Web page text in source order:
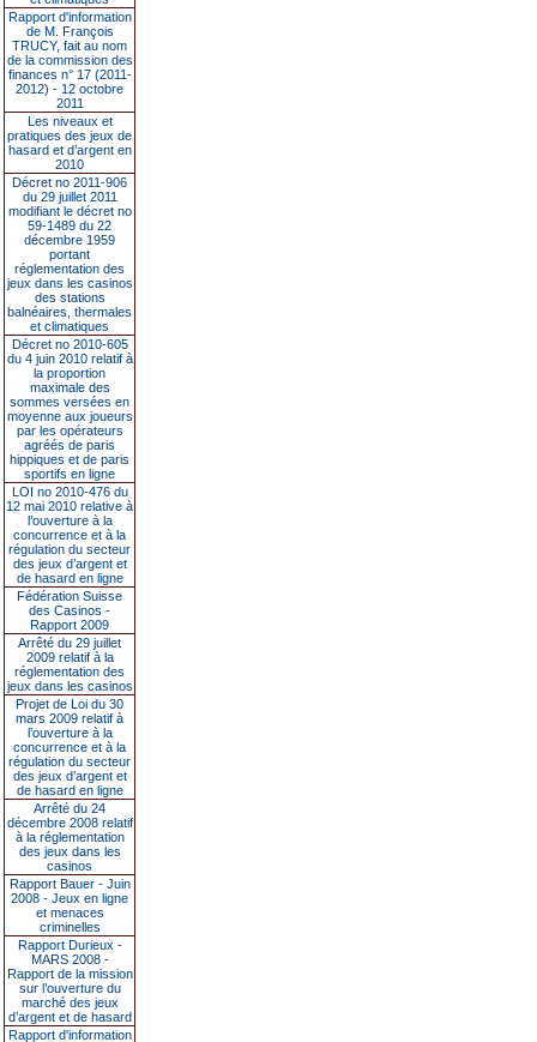
Rapport d'information
de M. François
TRUCY, fait au nom
de la commission des
finances n° 17 (2011-
2012) - 12 octobre
2011
Les niveaux et
pratiques des jeux de
hasard et d’argent en
2010
Décret no 2011-906
du 29 juillet 2011
modifiant le décret no
59-1489 du 22
décembre 1959
portant
réglementation des
jeux dans les casinos
des stations
balnéaires, thermales
et climatiques
Décret no 2010-605
du 4 juin 2010 relatif à
la proportion
maximale des
sommes versées en
moyenne aux joueurs
par les opérateurs
agréés de paris
hippiques et de paris
sportifs en ligne
LOI no 2010-476 du
12 mai 2010 relative à
l’ouverture à la
concurrence et à la
régulation du secteur
des jeux d’argent et
de hasard en ligne
Fédération Suisse
des Casinos -
Rapport 2009
Arrêté du 29 juillet
2009 relatif à la
réglementation des
jeux dans les casinos
Projet de Loi du 30
mars 2009 relatif à
l’ouverture à la
concurrence et à la
régulation du secteur
des jeux d’argent et
de hasard en ligne
Arrêté du 24
décembre 2008 relatif
à la réglementation
des jeux dans les
casinos
Rapport Bauer - Juin
2008 - Jeux en ligne
et menaces
criminelles
Rapport Durieux -
MARS 2008 -
Rapport de la mission
sur l’ouverture du
marché des jeux
d’argent et de hasard
Rapport d'information